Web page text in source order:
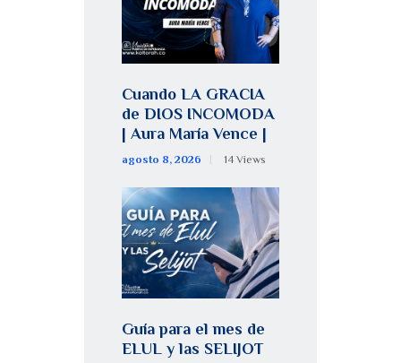
Cuando LA GRACIA
de DIOS INCOMODA
| Aura María Vence |
agosto 8, 2026 14 Views
Guía para el mes de
ELUL y las SELIJOT